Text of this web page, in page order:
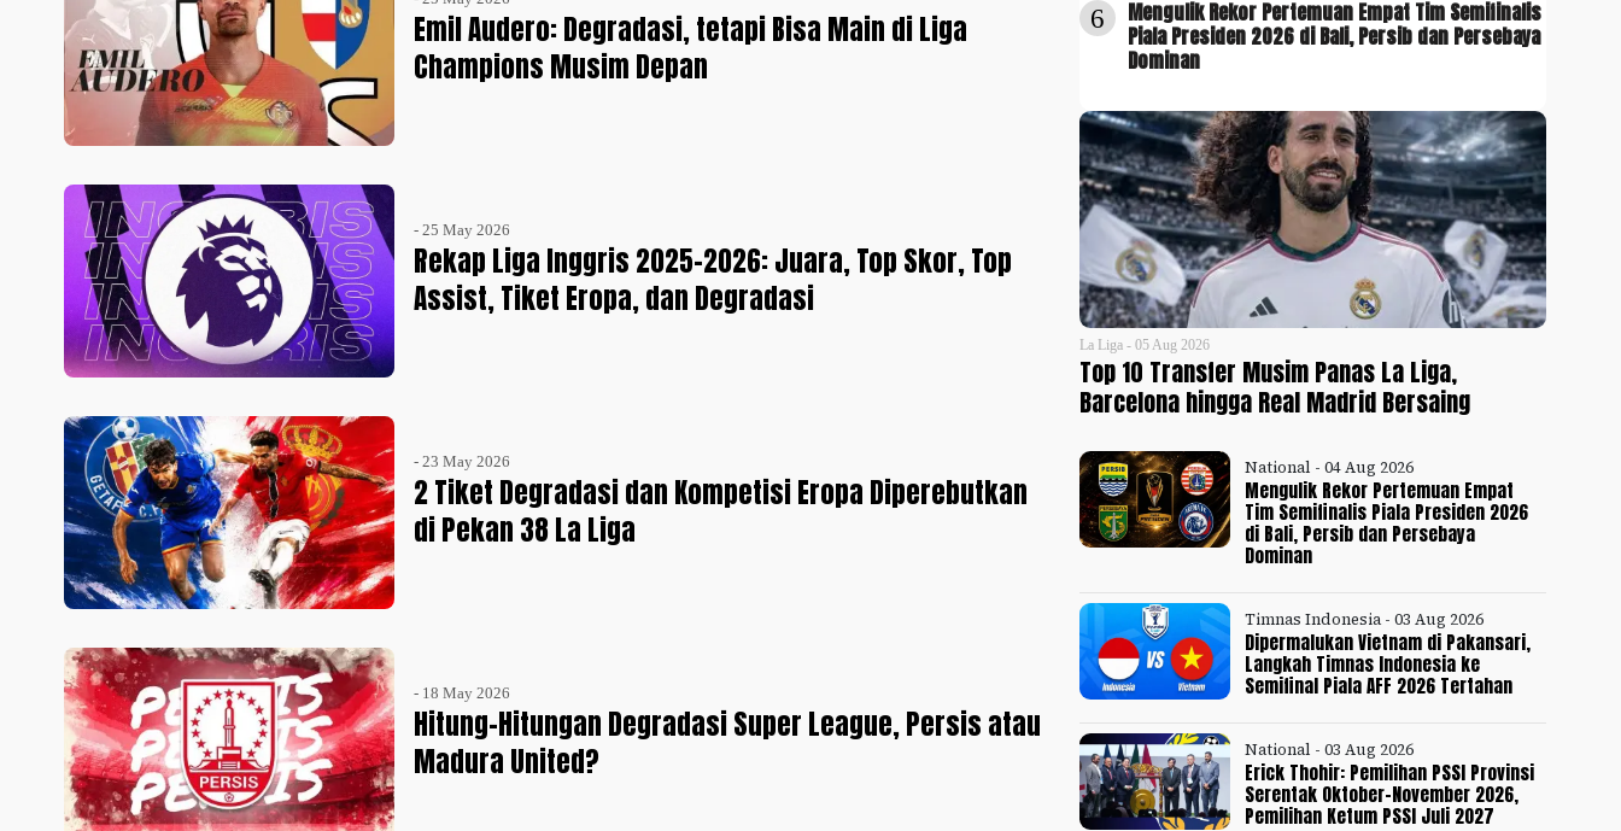
Emil Audero: Degradasi, tetapi Bisa Main di Liga
Champions Musim Depan
- 25 May 2026
Rekap Liga Inggris 2025-2026: Juara, Top Skor, Top
Assist, Tiket Eropa, dan Degradasi
- 23 May 2026
2 Tiket Degradasi dan Kompetisi Eropa Diperebutkan
di Pekan 38 La Liga
- 18 May 2026
Hitung-Hitungan Degradasi Super League, Persis atau
Madura United?
6
Mengulik Rekor Pertemuan Empat Tim Semifinalis
Piala Presiden 2026 di Bali, Persib dan Persebaya
Dominan
La Liga - 05 Aug 2026
Top 10 Transfer Musim Panas La Liga,
Barcelona hingga Real Madrid Bersaing
National - 04 Aug 2026
Mengulik Rekor Pertemuan Empat
Tim Semifinalis Piala Presiden 2026
di Bali, Persib dan Persebaya
Dominan
Timnas Indonesia - 03 Aug 2026
Dipermalukan Vietnam di Pakansari,
Langkah Timnas Indonesia ke
Semifinal Piala AFF 2026 Tertahan
National - 03 Aug 2026
Erick Thohir: Pemilihan PSSI Provinsi
Serentak Oktober-November 2026,
Pemilihan Ketum PSSI Juli 2027